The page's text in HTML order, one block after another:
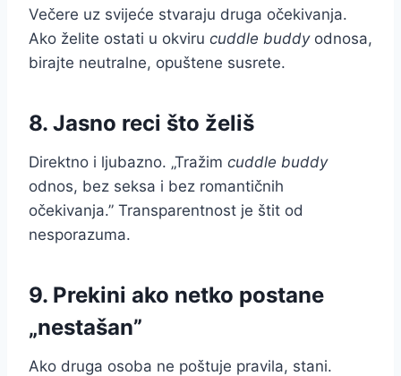
Večere uz svijeće stvaraju druga očekivanja.
Ako želite ostati u okviru cuddle buddyodnosa,
birajte neutralne, opuštene susrete.
8. Jasno reci što želiš
Direktno i ljubazno. „Tražim cuddle buddy
odnos, bez seksa i bez romantičnih
očekivanja.” Transparentnost je štit od
nesporazuma.
9. Prekini ako netko postane
„nestašan”
Ako druga osoba ne poštuje pravila, stani.